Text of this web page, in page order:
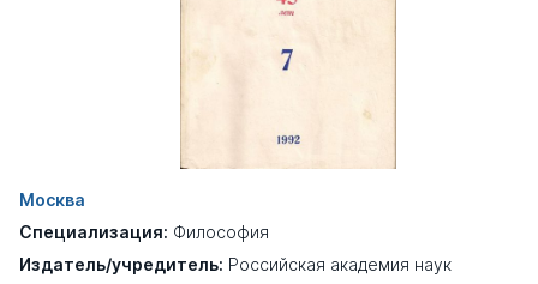
Москва
Специализация: Философия
Издатель/учредитель: Российская академия наук